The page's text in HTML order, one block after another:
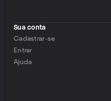
Sua conta
Cadastrar-se
Entrar
Ajuda